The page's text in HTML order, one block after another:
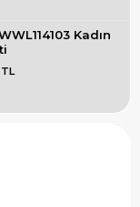
Kadın